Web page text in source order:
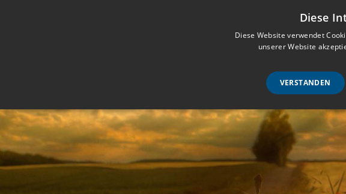
Diese
Diese Website verwendet
unserer Website
VERSTANDEN